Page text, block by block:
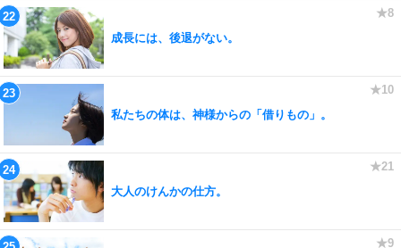
成長には、後退がない。
私たちの体は、神様からの「借りもの」。
大人のけんかの仕方。